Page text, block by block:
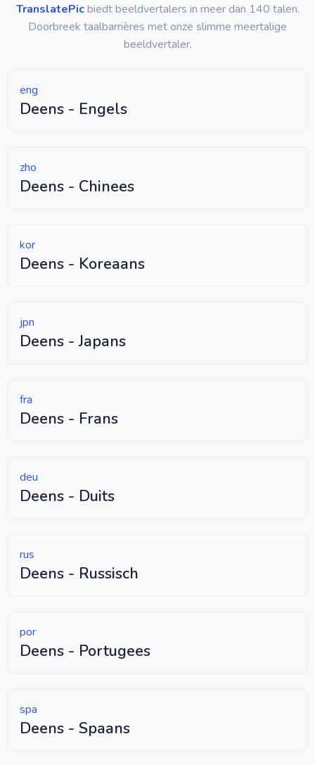
TranslatePicbiedt beeldvertalers in meer dan 140 talen.
Doorbreek taalbarrières met onze slimme meertalige
beeldvertaler.
eng
Deens - Engels
zho
Deens - Chinees
kor
Deens - Koreaans
jpn
Deens - Japans
fra
Deens - Frans
deu
Deens - Duits
rus
Deens - Russisch
por
Deens - Portugees
spa
Deens - Spaans